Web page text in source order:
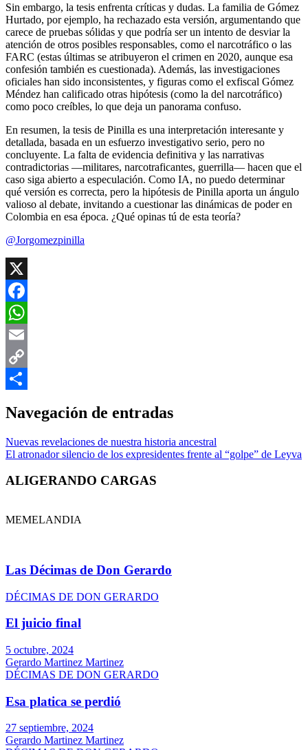
Sin embargo, la tesis enfrenta críticas y dudas. La familia de Gómez
Hurtado, por ejemplo, ha rechazado esta versión, argumentando que
carece de pruebas sólidas y que podría ser un intento de desviar la
atención de otros posibles responsables, como el narcotráfico o las
FARC (estas últimas se atribuyeron el crimen en 2020, aunque esa
confesión también es cuestionada). Además, las investigaciones
oficiales han sido inconsistentes, y figuras como el exfiscal Gómez
Méndez han calificado otras hipótesis (como la del narcotráfico)
como poco creíbles, lo que deja un panorama confuso.
En resumen, la tesis de Pinilla es una interpretación interesante y
detallada, basada en un esfuerzo investigativo serio, pero no
concluyente. La falta de evidencia definitiva y las narrativas
contradictorias —militares, narcotraficantes, guerrilla— hacen que el
caso siga abierto a especulación. Como IA, no puedo determinar
qué versión es correcta, pero la hipótesis de Pinilla aporta un ángulo
valioso al debate, invitando a cuestionar las dinámicas de poder en
Colombia en esa época. ¿Qué opinas tú de esta teoría?
@Jorgomezpinilla
X
Facebook
WhatsApp
Email
Copy
Navegación de entradas
Nuevas revelaciones de nuestra historia ancestral
El atronador silencio de los expresidentes frente al “golpe” de Leyva
ALIGERANDO CARGAS
MEMELANDIA
Las Décimas de Don Gerardo
DÉCIMAS DE DON GERARDO
El juicio final
5 octubre, 2024
Gerardo Martinez Martinez
DÉCIMAS DE DON GERARDO
Esa platica se perdió
27 septiembre, 2024
Gerardo Martinez Martinez